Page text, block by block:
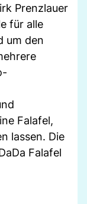
Prenzlauer
für alle
um den
Falafel,
lassen. Die
Falafel